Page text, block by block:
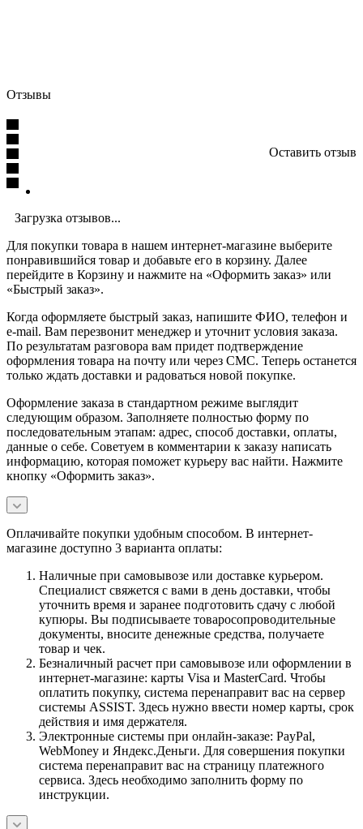
Отзывы
Оставить отзыв
Загрузка отзывов...
Для покупки товара в нашем интернет-магазине выберите
понравившийся товар и добавьте его в корзину. Далее
перейдите в Корзину и нажмите на «Оформить заказ» или
«Быстрый заказ».
Когда оформляете быстрый заказ, напишите ФИО, телефон и
e-mail. Вам перезвонит менеджер и уточнит условия заказа.
По результатам разговора вам придет подтверждение
оформления товара на почту или через СМС. Теперь останется
только ждать доставки и радоваться новой покупке.
Оформление заказа в стандартном режиме выглядит
следующим образом. Заполняете полностью форму по
последовательным этапам: адрес, способ доставки, оплаты,
данные о себе. Советуем в комментарии к заказу написать
информацию, которая поможет курьеру вас найти. Нажмите
кнопку «Оформить заказ».
Оплачивайте покупки удобным способом. В интернет-
магазине доступно 3 варианта оплаты:
Наличные при самовывозе или доставке курьером.
Специалист свяжется с вами в день доставки, чтобы
уточнить время и заранее подготовить сдачу с любой
купюры. Вы подписываете товаросопроводительные
документы, вносите денежные средства, получаете
товар и чек.
Безналичный расчет при самовывозе или оформлении в
интернет-магазине: карты Visa и MasterCard. Чтобы
оплатить покупку, система перенаправит вас на сервер
системы ASSIST. Здесь нужно ввести номер карты, срок
действия и имя держателя.
Электронные системы при онлайн-заказе: PayPal,
WebMoney и Яндекс.Деньги. Для совершения покупки
система перенаправит вас на страницу платежного
сервиса. Здесь необходимо заполнить форму по
инструкции.